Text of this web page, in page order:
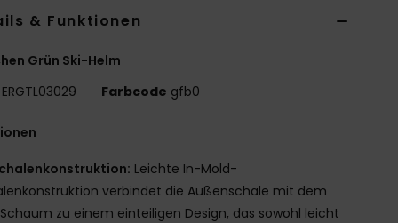
& Funktionen
Grün Ski-Helm
ERGTL03029 Farbcode gfb0
Leichte In-Mold-
verbindet die Außenschale mit dem
Schaum zu einem einteiligen Design, das sowohl leicht